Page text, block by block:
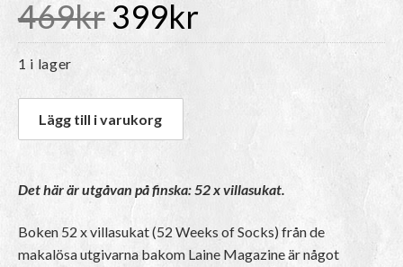
469krDet
ursprungliga
priset
var:
469kr.
399krDet
399kr.
1 i lager
Lägg till i varukorg
Det här är utgåvan på finska: 52 x villasukat.
Boken 52 x villasukat (52 Weeks of Socks) från de
makalösa utgivarna bakom Laine Magazine är något